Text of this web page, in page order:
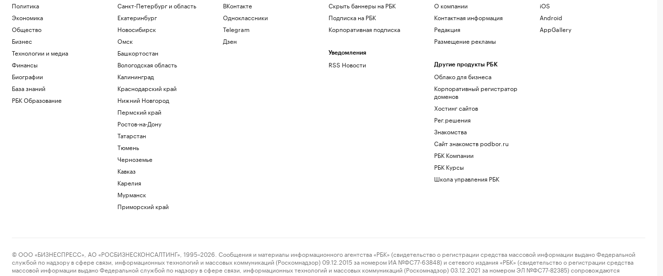
Политика
Экономика
Общество
Бизнес
Технологии и медиа
Финансы
Биографии
База знаний
РБК Образование
Санкт-Петербург и область
Екатеринбург
Новосибирск
Омск
Башкортостан
Вологодская область
Калининград
Краснодарский край
Нижний Новгород
Пермский край
Ростов-на-Дону
Татарстан
Тюмень
Черноземье
Кавказ
Карелия
Мурманск
Приморский край
ВКонтакте
Одноклассники
Telegram
Дзен
Скрыть баннеры на РБК
Подписка на РБК
Корпоративная подписка
Уведомления
RSS Новости
О компании
Контактная информация
Редакция
Размещение рекламы
Другие продукты РБК
Облако для бизнеса
Корпоративный регистратор
доменов
Хостинг сайтов
Рег.решения
Знакомства
Сайт знакомств podbor.ru
РБК Компании
РБК Курсы
Школа управления РБК
iOS
Android
AppGallery
© ООО «БИЗНЕСПРЕСС», АО «РОСБИЗНЕСКОНСАЛТИНГ», 1995–2026. Сообщения и материалы информационного агентства «РБК» (свидетельство о регистрации средства массовой информации выдано Федеральной
службой по надзору в сфере связи, информационных технологий и массовых коммуникаций (Роскомнадзор) 09.12.2015 за номером ИА №ФС77-63848) и сетевого издания «РБК» (свидетельство о регистрации средства
массовой информации выдано Федеральной службой по надзору в сфере связи, информационных технологий и массовых коммуникаций (Роскомнадзор) 03.12.2021 за номером ЭЛ №ФС77-82385) сопровождаются